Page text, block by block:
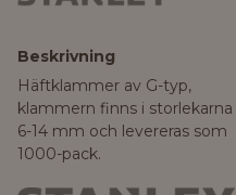
Beskrivning
Häftklammer av G-typ,
klammern finns i storlekarna
6-14 mm och levereras som
1000-pack.